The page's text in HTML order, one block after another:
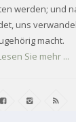
werden; und
uns
macht.
Sie mehr ...